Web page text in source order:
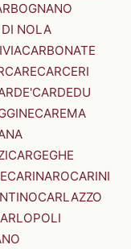
NOLA
CARBONATE
CARCERI
CARDEDU
CAREMA
CARGEGHE
CARINAROCARINI
CARLAZZO